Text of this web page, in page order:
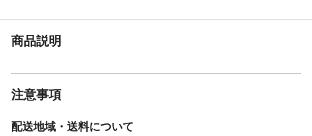
商品説明
注意事項
配送地域・送料について